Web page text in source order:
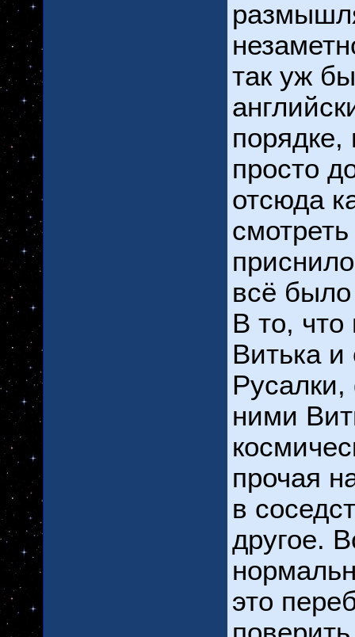
так уж
порядке,
просто
отсюда
всё
В то, что
Витька и
ними
прочая
в
другое.
это